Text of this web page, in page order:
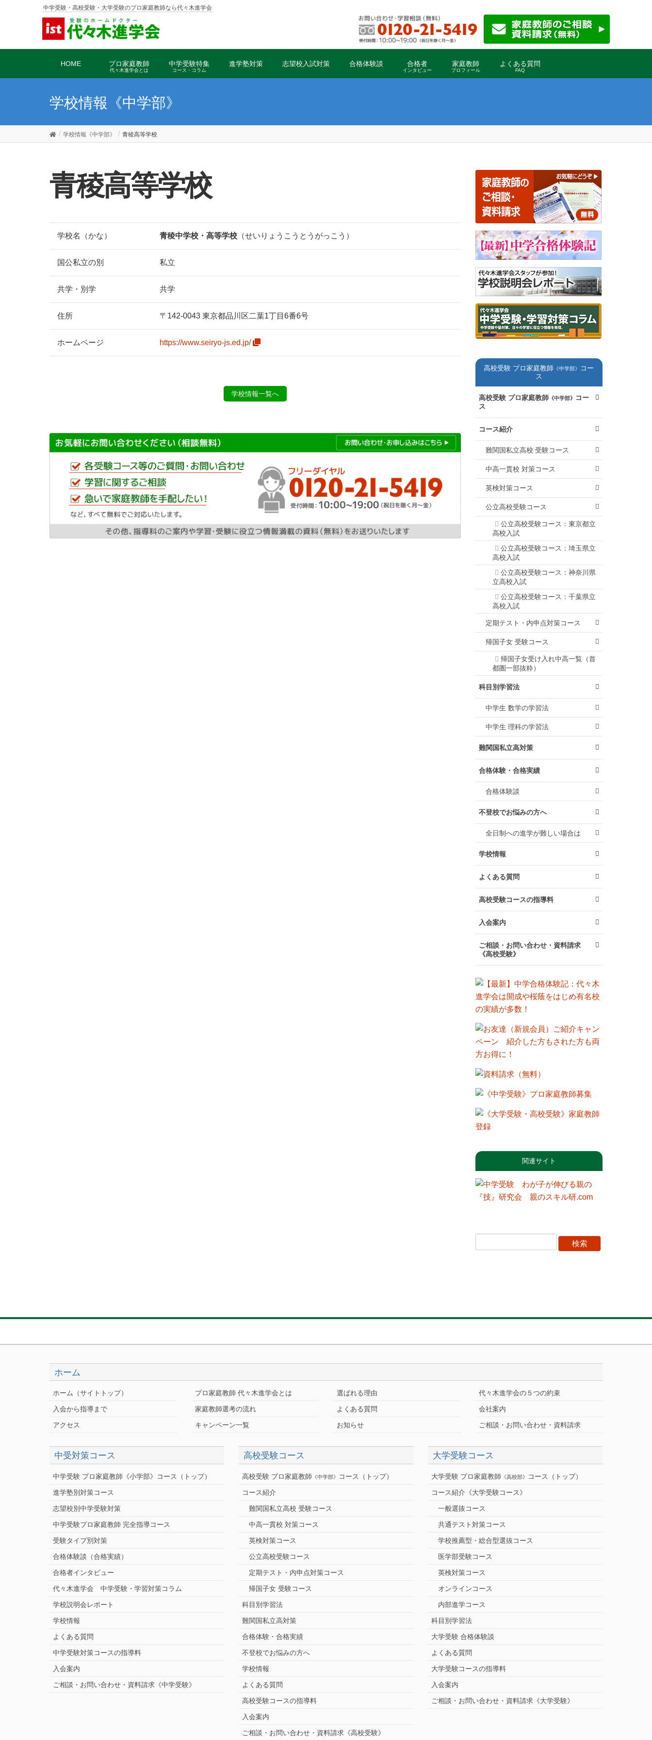
中学受験・高校受験・大学受験のプロ家庭教師なら代々木進学会
HOME プロ家庭教師
代々木進学会とは
中学受験特集
コース・コラム
進学塾対策 志望校入試対策 合格体験談 合格者
インタビュー
家庭教師
プロフィール
よくある質問
FAQ
学校情報《中学部》
学校情報《中学部》 青稜高等学校
青稜高等学校
学校名 （かな） 青稜中学校・高等学校 （せいりょうこうとうがっこう）
国公私立の別 私立
共学・別学 共学
住所 〒142-0043 東京都品川区二葉1丁目6番6号
ホームページ https://www.seiryo-js.ed.jp/
学校情報一覧へ
高校受験 プロ家庭教師 《中学部》
コー
ス
高校受験 プロ家庭教師《中学部》
コー
ス
コース紹介
難関国私立高校 受験コース
中高一貫校 対策コース
英検対策コース
公立高校受験コース
公立高校受験コース：東京都立
高校入試
公立高校受験コース：埼玉県立
高校入試
公立高校受験コース：神奈川県
立高校入試
公立高校受験コース：千葉県立
高校入試
定期テスト・内申点対策コース
帰国子女 受験コース
帰国子女受け入れ中高一覧（首
都圏一部抜粋）
科目別学習法
中学生 数学の学習法
中学生 理科の学習法
難関国私立高対策
合格体験・合格実績
合格体験談
不登校でお悩みの方へ
全日制への進学が難しい場合は
学校情報
よくある質問
高校受験コースの指導料
入会案内
ご相談・お問い合わせ・資料請求
《高校受験》
関連サイト
ホーム
ホーム（サイトトップ） プロ家庭教師 代々木進学会とは 選ばれる理由 代々木進学会の５つの約束
入会から指導まで 家庭教師選考の流れ よくある質問 会社案内
アクセス キャンペーン一覧 お知らせ ご相談・お問い合わせ・資料請求
中受対策コース
中学受験 プロ家庭教師《小学部》 コース （トップ）
進学塾別対策コース
志望校別中学受験対策
中学受験プロ家庭教師 完全指導コース
受験タイプ別対策
合格体験談（合格実績）
合格者インタビュー
代々木進学会 中学受験・学習対策コラム
学校説明会レポート
学校情報
よくある質問
中学受験対策コースの指導料
入会案内
ご相談・お問い合わせ・資料請求《中学受験》
高校受験コース
高校受験 プロ家庭教師 《中学部》 コース（トップ）
コース紹介
難関国私立高校 受験コース
中高一貫校 対策コース
英検対策コース
公立高校受験コース
定期テスト・内申点対策コース
帰国子女 受験コース
科目別学習法
難関国私立高対策
合格体験・合格実績
不登校でお悩みの方へ
学校情報
よくある質問
高校受験コースの指導料
入会案内
ご相談・お問い合わせ・資料請求《高校受験》
大学受験コース
大学受験 プロ家庭教師 《高校部》 コース（トップ）
コース紹介《大学受験コース》
一般選抜コース
共通テスト対策コース
学校推薦型・総合型選抜コース
医学部受験コース
英検対策コース
オンラインコース
内部進学コース
科目別学習法
大学受験 合格体験談
よくある質問
大学受験コースの指導料
入会案内
ご相談・お問い合わせ・資料請求《大学受験》